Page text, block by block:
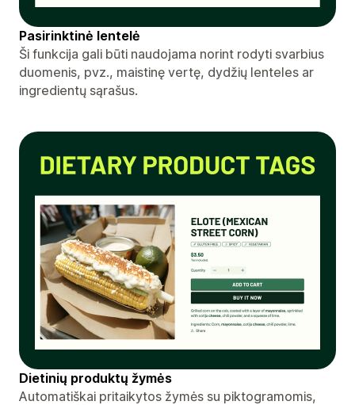
Pasirinktinė lentelė
Ši funkcija gali būti naudojama norint rodyti svarbius
duomenis, pvz., maistinę vertę, dydžių lenteles ar
ingredientų sąrašus.
Dietinių produktų žymės
Automatiškai pritaikytos žymės su piktogramomis,